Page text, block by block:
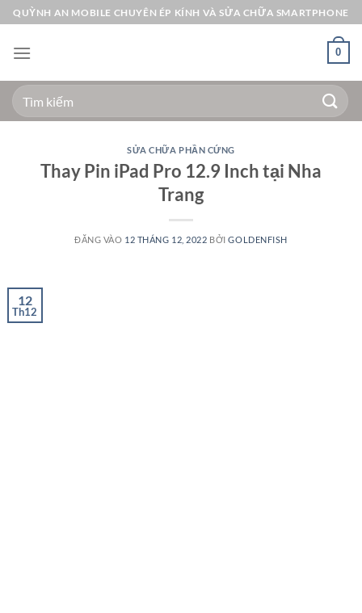
Bỏ
qua
nội
QUỲNH AN MOBILE CHUYÊN ÉP KÍNH VÀ SỬA CHỮA SMARTPHONE
0
Tìm
kiếm:
SỬA CHỮA PHẦN CỨNG
Thay Pin iPad Pro 12.9 Inch tại Nha
Trang
ĐĂNG VÀO 12 THÁNG 12, 2022 BỞIGOLDENFISH
12
Th12